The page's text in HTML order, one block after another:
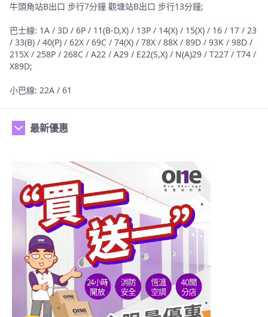
牛頭角站B出口 步行7分鐘 觀塘站B出口 步行13分鐘;
巴士線: 1A / 3D / 6P / 11(B-D,X) / 13P / 14(X) / 15(X) / 16 / 17 / 23
/ 33(B) / 40(P) / 62X / 69C / 74(X) / 78X / 88X / 89D / 93K / 98D /
215X / 258P / 268C / A22 / A29 / E22(S,X) / N(A)29 / T227 / T74 /
X89D;
小巴線: 22A / 61
最新優惠